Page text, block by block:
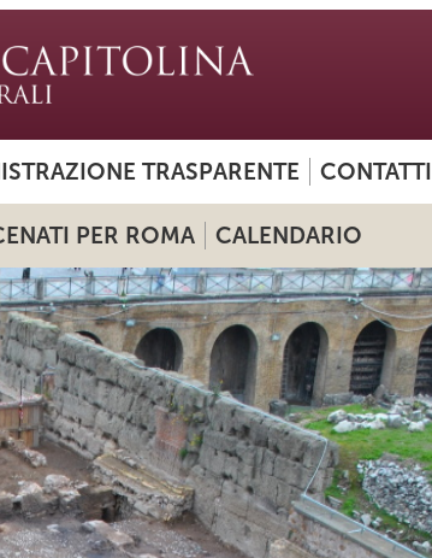
TRASPARENTE CONTATTI
PER ROMA CALENDARIO